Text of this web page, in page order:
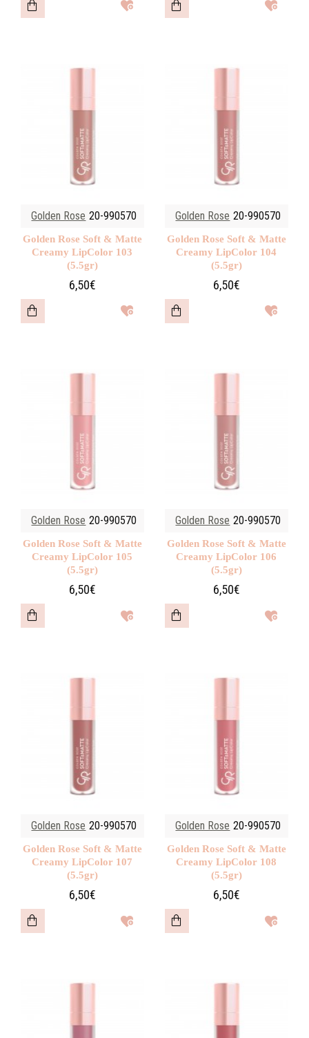
Golden Rose 20-990570
Golden Rose Soft & Matte
Creamy LipColor 103
(5.5gr)
6,50€
Golden Rose 20-990570
Golden Rose Soft & Matte
Creamy LipColor 104
(5.5gr)
6,50€
Golden Rose 20-990570
Golden Rose Soft & Matte
Creamy LipColor 105
(5.5gr)
6,50€
Golden Rose 20-990570
Golden Rose Soft & Matte
Creamy LipColor 106
(5.5gr)
6,50€
Golden Rose 20-990570
Golden Rose Soft & Matte
Creamy LipColor 107
(5.5gr)
6,50€
Golden Rose 20-990570
Golden Rose Soft & Matte
Creamy LipColor 108
(5.5gr)
6,50€